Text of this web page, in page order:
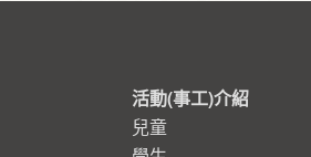
活動(事工)介紹
兒童